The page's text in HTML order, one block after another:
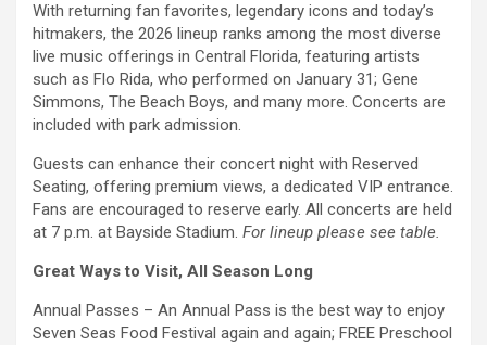
With returning fan favorites, legendary icons and today’s
hitmakers, the 2026 lineup ranks among the most diverse
live music offerings in Central Florida, featuring artists
such as Flo Rida, who performed on January 31; Gene
Simmons, The Beach Boys, and many more. Concerts are
included with park admission.
Guests can enhance their concert night with Reserved
Seating, offering premium views, a dedicated VIP entrance.
Fans are encouraged to reserve early. All concerts are held
at 7 p.m. at Bayside Stadium. For lineup please see table.
Great Ways to Visit, All Season Long
Annual Passes – An Annual Pass is the best way to enjoy
Seven Seas Food Festival again and again; FREE Preschool